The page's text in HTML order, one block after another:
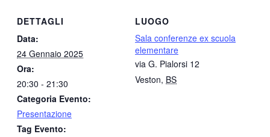
DETTAGLI
Data:
24 Gennaio 2025
Ora:
20:30 - 21:30
Categoria Evento:
Presentazione
Tag Evento:
LUOGO
Sala conferenze ex scuola
elementare
via G. Pialorsi 12
Veston, BS